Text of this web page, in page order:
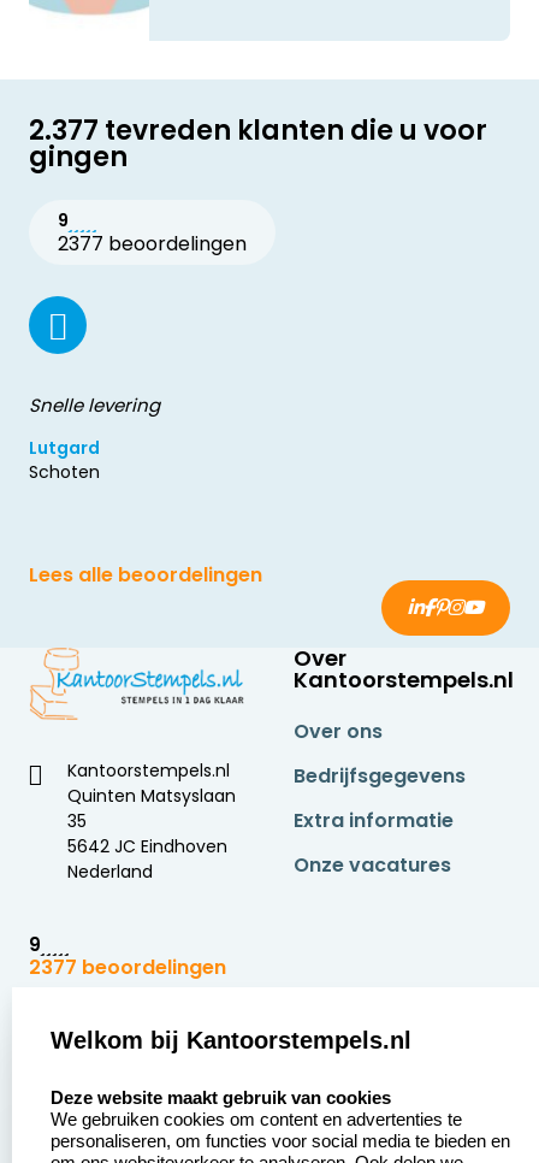
2.377 tevreden klanten die u voor
gingen
9
2377 beoordelingen
Snelle levering
Lutgard
Schoten
Lees alle beoordelingen
Kantoorstempels.nl
Quinten Matsyslaan
35
5642 JC Eindhoven
Nederland
9
2377 beoordelingen
Over
Kantoorstempels.nl
Over ons
Bedrijfsgegevens
Extra informatie
Onze vacatures
Zakelijk:
Aanvraag op maat
Betaling &
Verzending
Klantenservice:
Contact opnemen
Veel gestelde vragen
Welkom bij Kantoorstempels.nl
Deze website maakt gebruik van cookies
We gebruiken cookies om content en advertenties te
personaliseren, om functies voor social media te bieden en